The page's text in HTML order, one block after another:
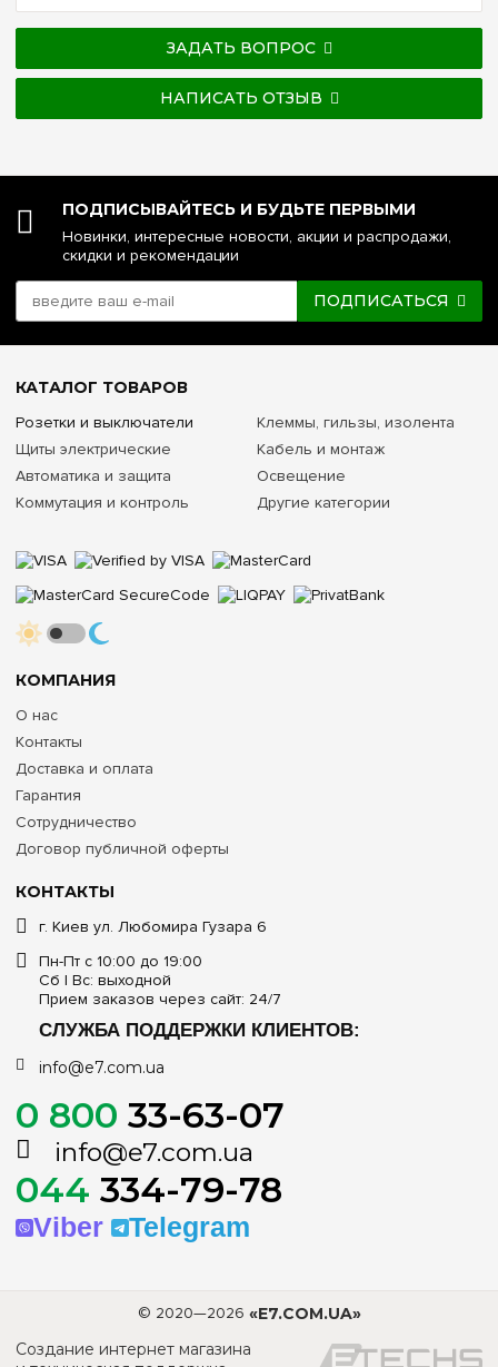
ЗАДАТЬ ВОПРОС
НАПИСАТЬ ОТЗЫВ
ПОДПИСЫВАЙТЕСЬ И БУДЬТЕ ПЕРВЫМИ
Новинки, интересные новости, акции и распродажи,
скидки и рекомендации
ПОДПИСАТЬСЯ
КОНТАКТЫ
г. Киев ул. Любомира Гузара 6
Пн-Пт с 10:00 до 19:00
Сб | Вс: выходной
Прием заказов через сайт: 24/7
СЛУЖБА ПОДДЕРЖКИ КЛИЕНТОВ:
info@e7.com.ua
0 800 33-63-07
info@e7.com.ua
044 334-79-78
Viber Telegram
КОМПАНИЯ
О нас
Контакты
Доставка и оплата
Гарантия
Сотрудничество
Договор публичной оферты
КАТАЛОГ ТОВАРОВ
Розетки и выключатели
Щиты электрические
Автоматика и защита
Коммутация и контроль
Клеммы, гильзы, изолента
Кабель и монтаж
Освещение
Другие категории
© 2020—2026 «E7.COM.UA»
Создание интернет магазина